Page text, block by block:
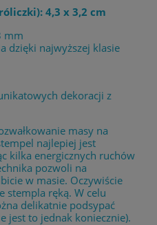
4,3 x 3,2 cm
mm
dzięki najwyższej klasie
dekoracji z
masy na
najlepiej jest
kilka energicznych ruchów
pozwoli na
w masie. Oczywiście
stempla ręką. W celu
delikatnie podsypać
jest to jednak koniecznie).